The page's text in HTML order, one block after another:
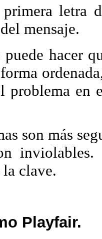
letra
mensaje.
puede hacer
problema en
son más
clave.
Playfair.